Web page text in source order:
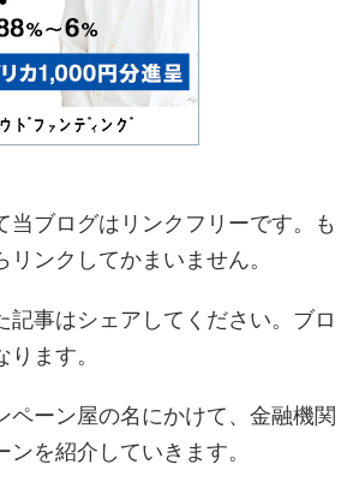
当ブログはリンクフリーです。も
リンクしてかまいません。
記事はシェアしてください。ブロ
ます。
ペーン屋の名にかけて、金融機関
を紹介していきます。